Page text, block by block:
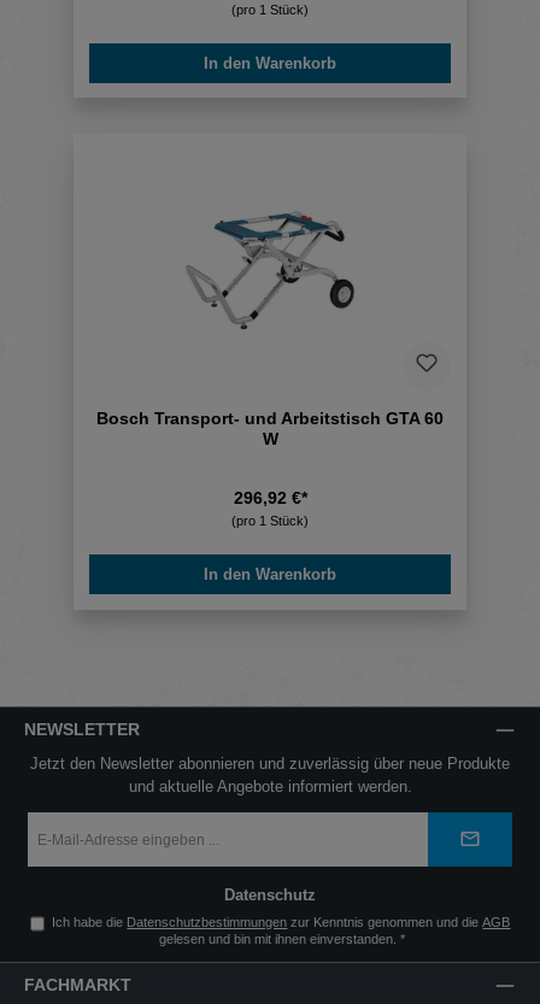
(pro 1 Stück)
In den Warenkorb
Bosch Transport- und Arbeitstisch GTA 60
W
296,92 €*
(pro 1 Stück)
In den Warenkorb
NEWSLETTER
Jetzt den Newsletter abonnieren und zuverlässig über neue Produkte
und aktuelle Angebote informiert werden.
Mail-
*
Datenschutz
Ich habe die Datenschutzbestimmungen zur Kenntnis genommen und dieAGB
gelesen und bin mit ihnen einverstanden. *
FACHMARKT